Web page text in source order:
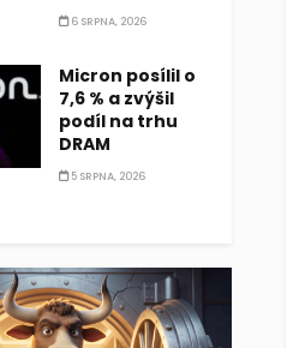
6 SRPNA, 2026
Micron posílil o
7,6 % a zvýšil
podíl na trhu
DRAM
5 SRPNA, 2026